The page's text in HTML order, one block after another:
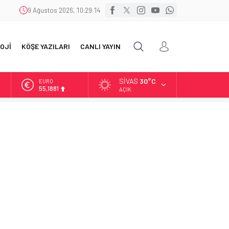
9 Ağustos 2026, 10:29:15
KÖŞE YAZILARI CANLI YAYIN
ALTIN
6.660,55
SIVAS 30°C
AÇIK